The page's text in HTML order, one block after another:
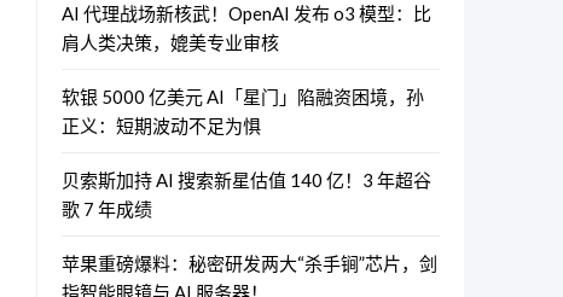
AI 代理战场新核武！OpenAI 发布 o3 模型：比
肩人类决策，媲美专业审核
软银 5000 亿美元 AI「星门」陷融资困境，孙
正义：短期波动不足为惧
贝索斯加持 AI 搜索新星估值 140 亿！3 年超谷
歌 7 年成绩
苹果重磅爆料：秘密研发两大“杀手锏”芯片，剑
指智能眼镜与 AI 服务器！